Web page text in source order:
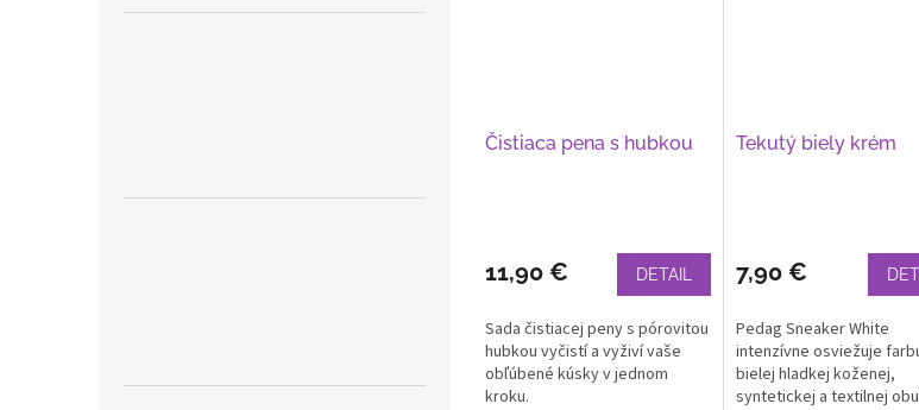
Čistiaca pena s hubkou
11,90 € DETAIL
Sada čistiacej peny s pórovitou
hubkou vyčistí a vyživí vaše
obľúbené kúsky v jednom
kroku.
Tekutý biely krém
7,90 €
Pedag Sneaker White
intenzívne osviežuje
bielej hladkej koženej,
syntetickej a textilnej